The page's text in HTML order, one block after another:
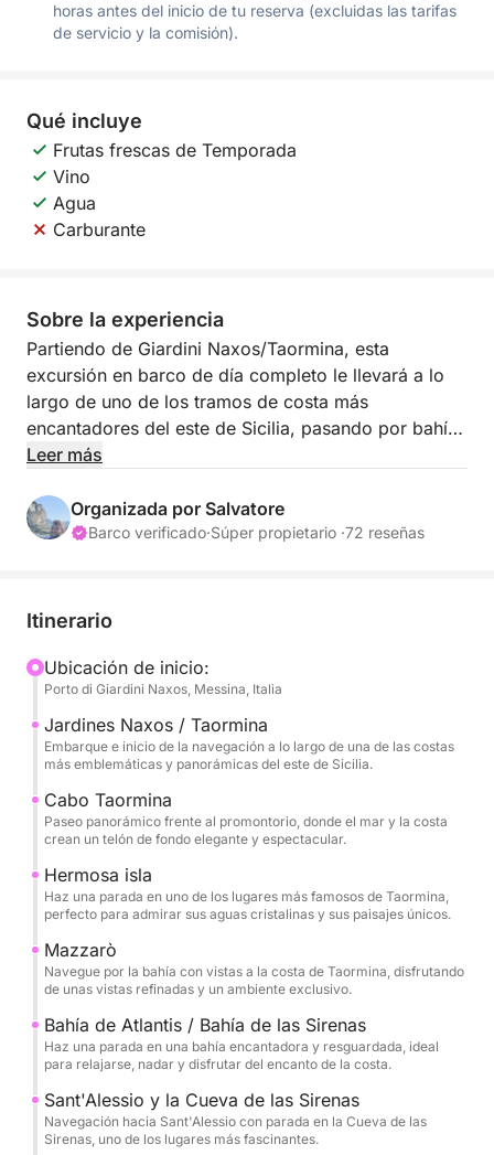
horas antes del inicio de tu reserva (excluidas las tarifas
de servicio y la comisión).
Qué incluye
Frutas frescas de Temporada
Vino
Agua
Carburante
Sobre la experiencia
Partiendo de Giardini Naxos/Taormina, esta
excursión en barco de día completo le llevará a lo
largo de uno de los tramos de costa más
encantadores del este de Sicilia, pasando por bahías
emblemáticas, vistas elegantes y lugares
quienes desean pasar un día completo disfrutando
del mar, la relajación y paisajes inolvidables.
Isola Bella, símbolos icónicos de esta costa, donde
espectacular y atemporal. Aquí, la costa ofrece
colores intensos, calas pintorescas y vistas
perfectas para nadar o disfrutar del mar en
completa relajación.
El recorrido continúa hacia Mazzarò y la espléndida
Bahía Atlantis, también conocida como la Bahía de
las Sirenas, un rincón exclusivo y refinado donde la
naturaleza se funde con la elegancia de la bahía. Las
aguas cristalinas y el entorno apartado hacen de
durante el día.
pintoresca Grotta delle Sirene, un lugar lleno de
encanto y atmósfera. La excursión incluye paradas
para nadar, relajarse y practicar esnórquel antes de
regresar tras un día completo dedicado a descubrir
el mar más hermoso de la costa de Taormina.
Leer más
Organizada por Salvatore
Barco verificado·Súper propietario ·72 reseñas
Itinerario
Ubicación de inicio:
Porto di Giardini Naxos, Messina, Italia
Jardines Naxos / Taormina
Embarque e inicio de la navegación a lo largo de una de las costas
más emblemáticas y panorámicas del este de Sicilia.
Cabo Taormina
Paseo panorámico frente al promontorio, donde el mar y la costa
crean un telón de fondo elegante y espectacular.
Hermosa isla
Haz una parada en uno de los lugares más famosos de Taormina,
perfecto para admirar sus aguas cristalinas y sus paisajes únicos.
Mazzarò
Navegue por la bahía con vistas a la costa de Taormina, disfrutando
de unas vistas refinadas y un ambiente exclusivo.
Bahía de Atlantis / Bahía de las Sirenas
Haz una parada en una bahía encantadora y resguardada, ideal
para relajarse, nadar y disfrutar del encanto de la costa.
Sant'Alessio y la Cueva de las Sirenas
Navegación hacia Sant'Alessio con parada en la Cueva de las
Sirenas, uno de los lugares más fascinantes.